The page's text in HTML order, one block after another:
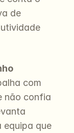
de
com
não confia
equipa que